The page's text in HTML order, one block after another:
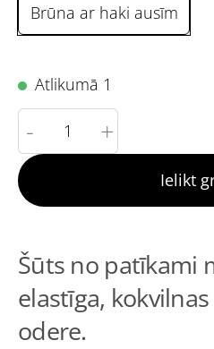
Brūna ar haki ausīm
Atlikumā 1
- +
Ielikt
Šūts no patīkami
elastīga,
odere.